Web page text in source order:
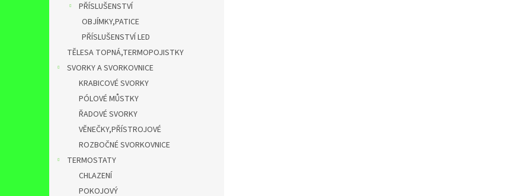
PŘÍSLUŠENSTVÍ
OBJÍMKY,PATICE
PŘÍSLUŠENSTVÍ LED
TĚLESA TOPNÁ,TERMOPOJISTKY
SVORKY A SVORKOVNICE
KRABICOVÉ SVORKY
PÓLOVÉ MŮSTKY
ŘADOVÉ SVORKY
VĚNEČKY,PŘÍSTROJOVÉ
ROZBOČNÉ SVORKOVNICE
TERMOSTATY
CHLAZENÍ
POKOJOVÝ